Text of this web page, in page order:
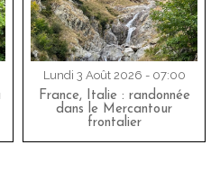
Lundi 3 Août 2026 - 07:00
France, Italie : randonnée
dans le Mercantour
frontalier